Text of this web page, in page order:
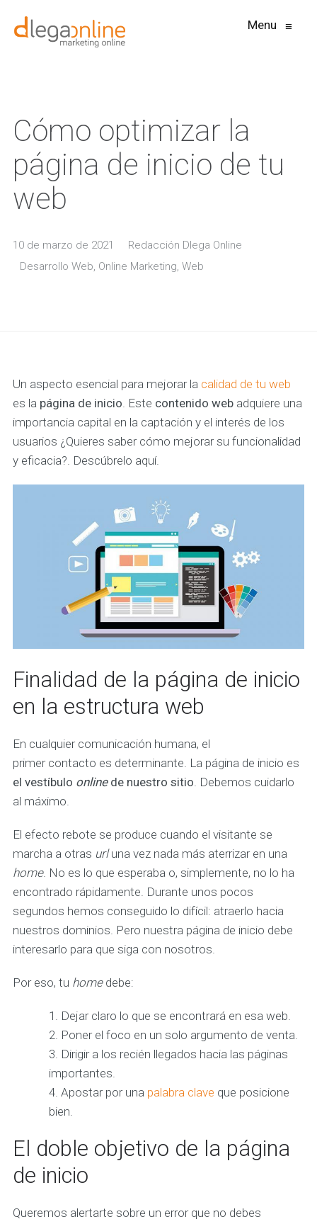
Menu ≡
Cómo optimizar la
página de inicio de tu
web
10 de marzo de 2021
Redacción Dlega Online
Desarrollo Web, Online Marketing, Web
Un aspecto esencial para mejorar la calidad de tu web
es la página de inicio. Este contenido webadquiere una
importancia capital en la captación y el interés de los
usuarios ¿Quieres saber cómo mejorar su funcionalidad
y eficacia?. Descúbrelo aquí.
Finalidad de la página de inicio
en la estructura web
En cualquier comunicación humana, el
primer contacto es determinante. La página de inicio es
el vestíbulo onlinede nuestro sitio. Debemos cuidarlo
al máximo.
El efecto rebote se produce cuando el visitante se
marcha a otras urluna vez nada más aterrizar en una
home. No es lo que esperaba o, simplemente, no lo ha
encontrado rápidamente. Durante unos pocos
segundos hemos conseguido lo difícil: atraerlo hacia
nuestros dominios. Pero nuestra página de inicio debe
interesarlo para que siga con nosotros.
Por eso, tu homedebe:
Dejar claro lo que se encontrará en esa web.
Poner el foco en un solo argumento de venta.
Dirigir a los recién llegados hacia las páginas
importantes.
Apostar por una palabra clave que posicione
bien.
El doble objetivo de la página
de inicio
Queremos alertarte sobre un error que no debes